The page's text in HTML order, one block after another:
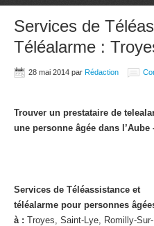
Services de
Téléalarme :
28 mai 2014 par Rédaction
Trouver un prestataire de
une personne âgée dans l’Aube
Services de Téléassistance et
téléalarme pour personnes
à : Troyes, Saint-Lye, Romilly-Sur-